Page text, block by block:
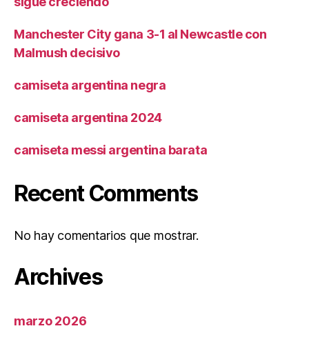
Manchester City gana 3-1 al Newcastle con
Malmush decisivo
camiseta argentina negra
camiseta argentina 2024
camiseta messi argentina barata
Recent Comments
No hay comentarios que mostrar.
Archives
marzo 2026